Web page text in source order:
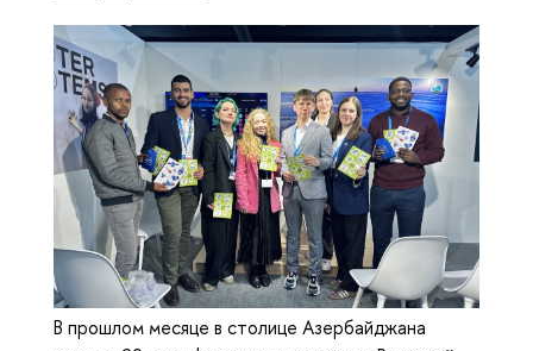
В прошлом месяце в столице Азербайджана